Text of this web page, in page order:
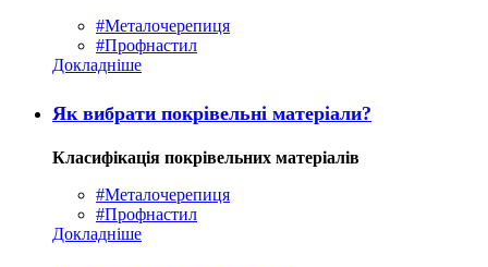
#Металочерепиця
#Профнастил
Докладніше
Як вибрати покрівельні матеріали?
Класифікація покрівельних матеріалів
#Металочерепиця
#Профнастил
Докладніше